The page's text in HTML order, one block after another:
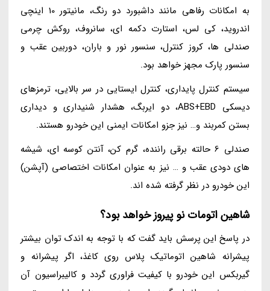
به امکانات رفاهی مانند داشبورد دو رنگ، مانیتور 10 اینچی
اندروید، کی لس، استارت دکمه ای، سانروف، روکش چرمی
صندلی ها، کروز کنترل، سنسور نور و باران، دوربین عقب و
سنسور پارک مجهز خواهد بود.
سیستم کنترل پایداری، کنترل ایستایی در سر بالایی، ترمزهای
دیسکی ABS+EBD، دو ایربگ، هشدار شنیداری و دیداری
بستن کمربند و… نیز جزو امکانات ایمنی این خودرو هستند.
صندلی 6 حالته برقی راننده، گرم کن، آنتن کوسه ای، شیشه
های دودی عقب و … نیز به عنوان امکانات اختصاصی (آپشن)
این خودرو در نظر گرفته شده اند.
شاهین اتومات نو پیروز خواهد بود؟
در پاسخ این پرسش باید گفت که با توجه به اندک توان بیشتر
پیشرانه شاهین اتوماتیک پلاس روی کاغذ، اگر پیشرانه و
گیربکس این خودرو با کیفیت فراوری گردد و کالیبراسیون آن